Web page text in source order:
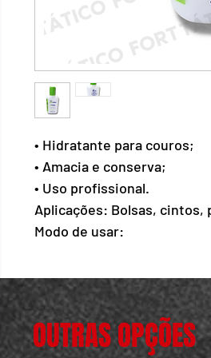
• Hidratante para couros;
• Amacia e conserva;
• Uso profissional.
Aplicações: Bolsas, cintos,
Modo de usar:
2. Aplicar AMY Hidra,
excesso com pano.
Composição: Agente
carbopol e perfume.
OUTRAS OPÇÕES